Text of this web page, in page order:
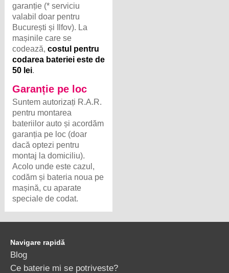
garanție (* serviciu
valabil doar pentru
București și Ilfov). La
mașinile care se
codează,costul pentru
codarea bateriei este de
50 lei.
Garanție pe loc
Suntem autorizați R.A.R.
pentru montarea
bateriilor auto și acordăm
garanția pe loc (doar
dacă optezi pentru
montaj la domiciliu).
Acolo unde este cazul,
codăm și bateria noua pe
mașină, cu aparate
speciale de codat.
Navigare rapidă
Blog
Ce baterie mi se potriveste?